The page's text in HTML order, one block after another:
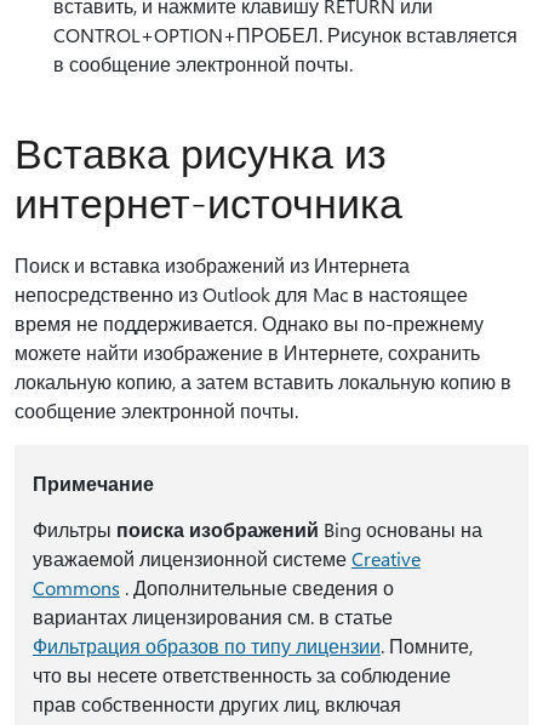
вставить, и нажмите клавишу RETURN или
CONTROL+OPTION+ПРОБЕЛ. Рисунок вставляется
в сообщение электронной почты.
Вставка рисунка из
интернет-источника
Поиск и вставка изображений из Интернета
непосредственно из Outlook для Mac в настоящее
время не поддерживается. Однако вы по-прежнему
можете найти изображение в Интернете, сохранить
локальную копию, а затем вставить локальную копию в
сообщение электронной почты.
Примечание
Фильтры поиска изображений Bing основаны на
уважаемой лицензионной системеCreative
Commons . Дополнительные сведения о
вариантах лицензирования см. в статье
Фильтрация образов по типу лицензии. Помните,
что вы несете ответственность за соблюдение
прав собственности других лиц, включая